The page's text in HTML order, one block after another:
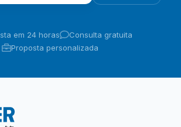
em 24 horas
Consulta gratuita
Proposta personalizada